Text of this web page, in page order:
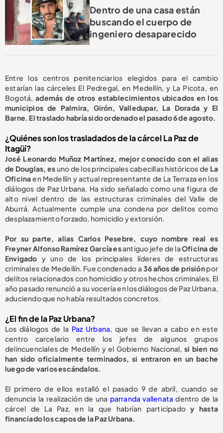
Dentro de una casa están
buscando el cuerpo de
ingeniero desaparecido
Entre los centros penitenciarios elegidos para el cambio
estarían las cárceles El Pedregal, en Medellín, y La Picota, en
Bogotá,además de otros establecimientos ubicados en los
municipios de Palmira, Girón, Valledupar, La Dorada y El
Barne. El traslado habría sido ordenado el pasado 6 de agosto.
¿Quiénes son los trasladados de la cárcel La Paz de
Itagüí?
José Leonardo Muñoz Martínez, mejor conocido con el alias
de Douglas, esuno de los principales cabecillas históricos de La
Oficinaen Medellín y actual representante de La Terraza en los
diálogos de Paz Urbana. Ha sido señalado como una figura de
alto nivel dentro de las estructuras criminales del Valle de
Aburrá. Actualmente cumple una condena por delitos como
desplazamiento forzado, homicidio y extorsión.
Por su parte, alias Carlos Pesebre, cuyo nombre real es
Freyner Alfonso Ramírez García esantiguo jefe de laOficina de
Envigado y uno de los principales líderes de estructuras
criminales de Medellín. Fue condenado a 36 años de prisiónpor
delitos relacionados con homicidio y otros hechos criminales. El
año pasado renunció a su vocería en los diálogos de Paz Urbana,
aduciendo que no había resultados concretos.
¿El fin de la Paz Urbana?
Los diálogos de la Paz Urbana , que se llevan a cabo en este
centro carcelario entre los jefes de algunos grupos
delincuenciales de Medellín y el Gobierno Nacional, si bien no
han sido oficialmente terminados, si entraron en un bache
luego de varios escándalos.
El primero de ellos estalló el pasado 9 de abril, cuando se
denuncia la realización de una parranda vallenatadentro de la
cárcel de La Paz, en la que habrían participadoy hasta
financiado los capos de la Paz Urbana.